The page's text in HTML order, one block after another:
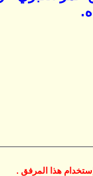
هذا المرفق .